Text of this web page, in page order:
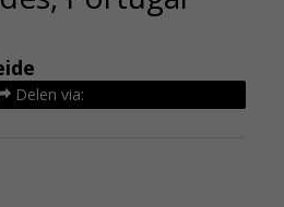
Delen via: